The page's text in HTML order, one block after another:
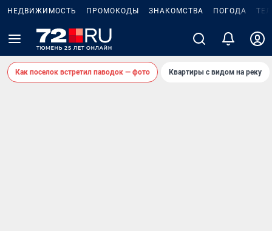
НЕДВИЖИМОСТЬ ПРОМОКОДЫ ЗНАКОМСТВА ПОГОДА
Как поселок встретил паводок — фото Квартиры с видом на реку